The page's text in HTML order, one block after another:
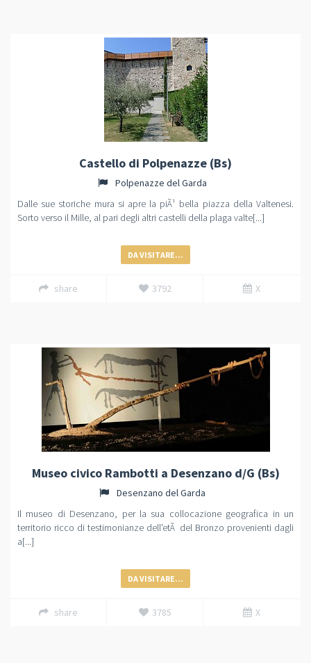
Castello di Polpenazze (Bs)
Polpenazze del Garda
Dalle sue storiche mura si apre la piÃ¹ bella piazza della Valtenesi.
Sorto verso il Mille, al pari degli altri castelli della plaga valte[...]
DA VISITARE...
share 3792 X
Museo civico Rambotti a Desenzano d/G (Bs)
Desenzano del Garda
Il museo di Desenzano, per la sua collocazione geografica in un
territorio ricco di testimonianze dell'etÃ del Bronzo provenienti dagli
a[...]
DA VISITARE...
share 3785 X